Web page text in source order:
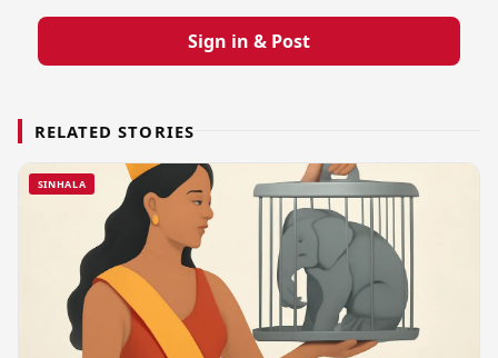
Sign in & Post
RELATED STORIES
SINHALA